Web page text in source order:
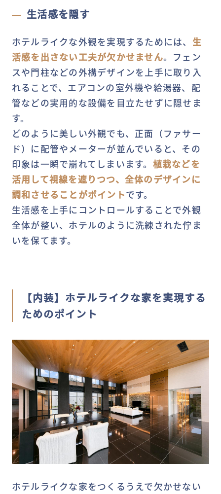
生活感を隠す
ホテルライクな外観を実現するためには、 生
活感を出さない工夫が欠かせません。フェン
スや門柱などの外構デザインを上手に取り入
れることで、エアコンの室外機や給湯器、配
管などの実用的な設備を目立たせずに隠せま
す。
どのように美しい外観でも、正面（ファサー
ド）に配管やメーターが並んでいると、その
印象は一瞬で崩れてしまいます。 植栽などを
活用して視線を遮りつつ、全体のデザインに
調和させることがポイントです。
生活感を上手にコントロールすることで外観
全体が整い、ホテルのように洗練された佇ま
いを保てます。
【内装】ホテルライクな家を実現する
ためのポイント
ホテルライクな家をつくるうえで欠かせない